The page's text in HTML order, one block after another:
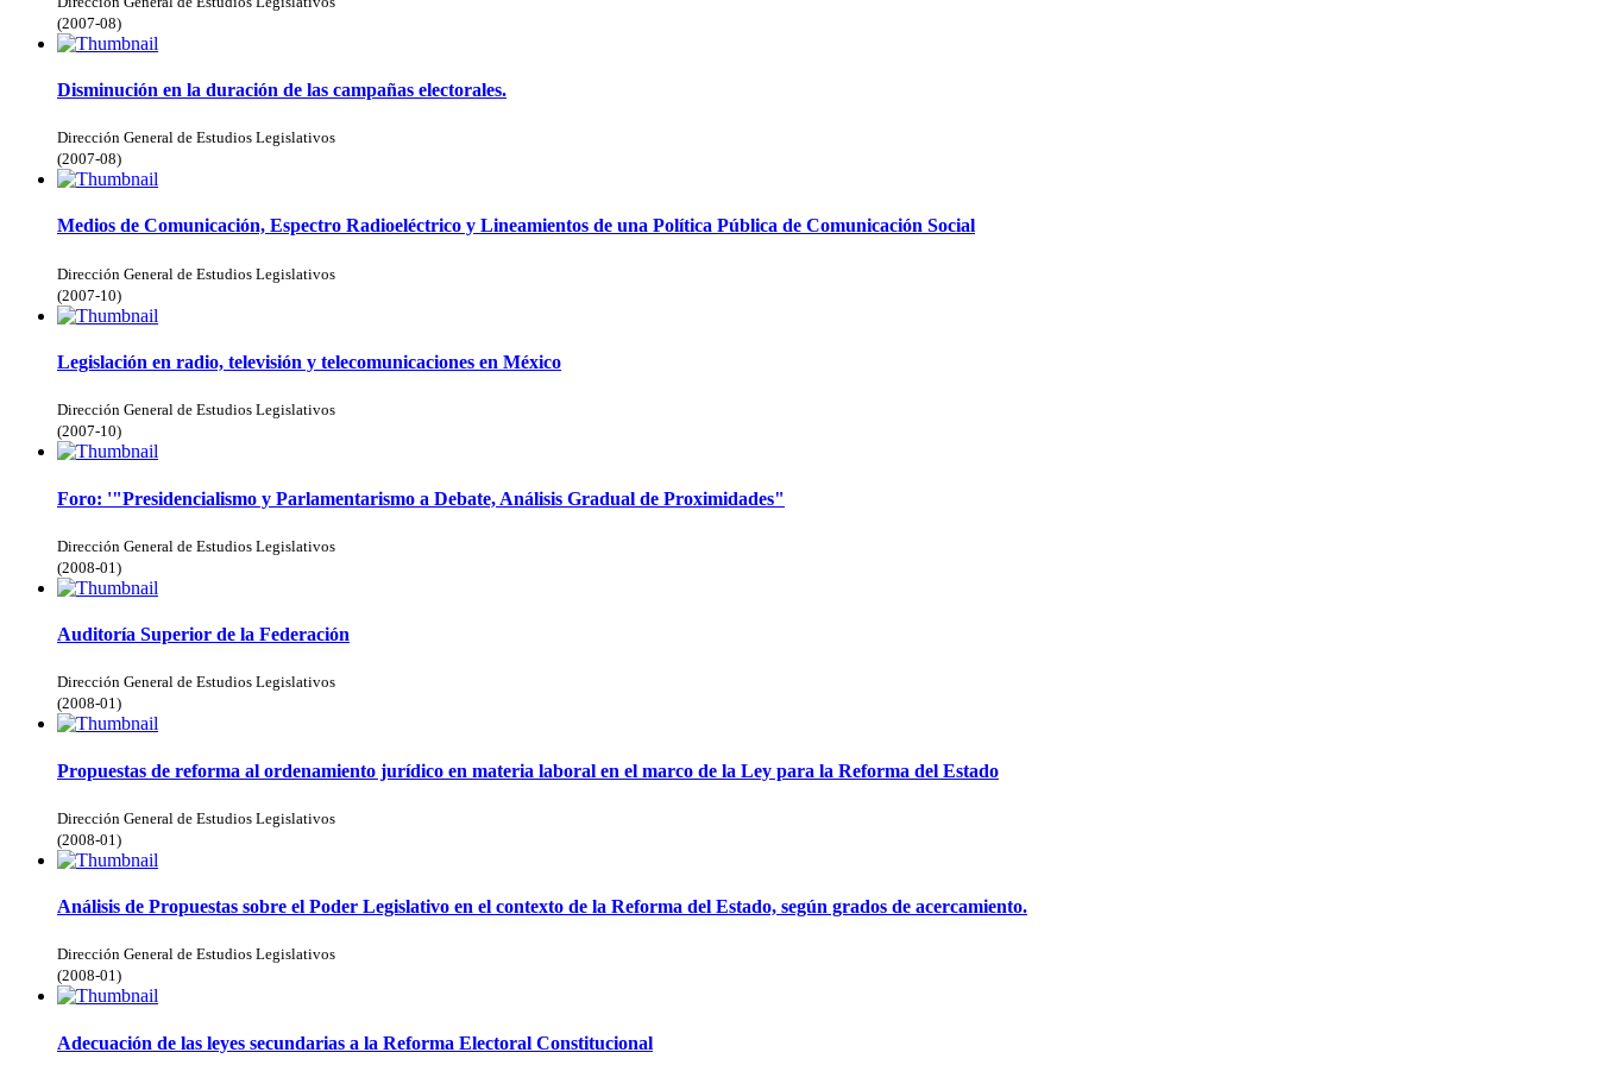
(2007-08)
Disminución en la duración de las campañas electorales.
Dirección General de Estudios Legislativos
(2007-08)
Medios de Comunicación, Espectro Radioeléctrico y Lineamientos de una Política Pública de Comunicación Social
Dirección General de Estudios Legislativos
(2007-10)
Legislación en radio, televisión y telecomunicaciones en México
Dirección General de Estudios Legislativos
(2007-10)
Foro: '"Presidencialismo y Parlamentarismo a Debate, Análisis Gradual de Proximidades"
Dirección General de Estudios Legislativos
(2008-01 )
Auditoría Superior de la Federación
Dirección General de Estudios Legislativos
(2008-01)
Propuestas de reforma al ordenamiento jurídico en materia laboral en el marco de la Ley para la Reforma del Estado
Dirección General de Estudios Legislativos
(2008-01 )
Análisis de Propuestas sobre el Poder Legislativo en el contexto de la Reforma del Estado, según grados de acercamiento.
Dirección General de Estudios Legislativos
(2008-01)
Adecuación de las leyes secundarias a la Reforma Electoral Constitucional